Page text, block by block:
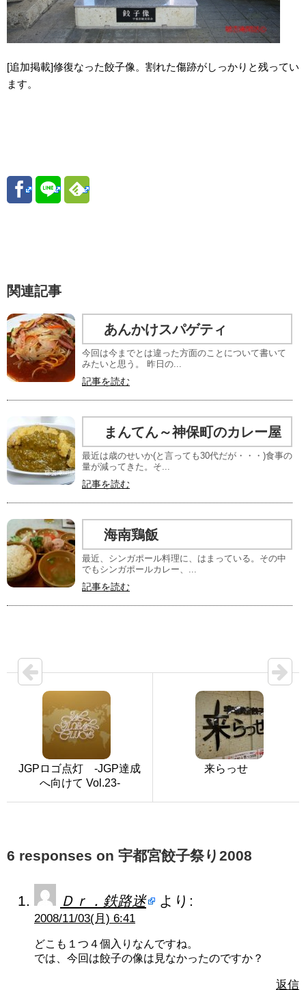
[追加掲載]修復なった餃子像。割れた傷跡がしっかりと残ってい
ます。
関連記事
あんかけスパゲティ
今回は今までとは違った方面のことについて書いて
みたいと思う。 昨日の...
記事を読む
まんてん～神保町のカレー屋
最近は歳のせいか(と言っても30代だが・・・)食事の
量が減ってきた。そ...
記事を読む
海南鶏飯
最近、シンガポール料理に、はまっている。その中
でもシンガポールカレー、...
記事を読む
JGPロゴ点灯 -JGP達成
へ向けて Vol.23-
来らっせ
6 responses on 宇都宮餃子祭り2008
Ｄｒ．鉄路迷 より:
2008/11/03(月) 6:41
どこも１つ４個入りなんですね。
では、今回は餃子の像は見なかったのですか？
返信